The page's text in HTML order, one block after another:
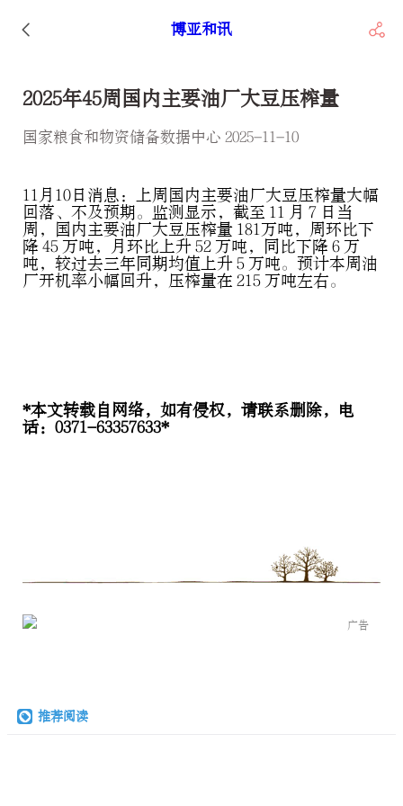
博亚和讯
2025年45周国内主要油厂大豆压榨量
​国家粮食和物资储备数据中心 2025-11-10
11月10日消息：上周国内主要油厂大豆压榨量大幅
回落、不及预期。监测显示，截至 11 月 7 日当
周，国内主要油厂大豆压榨量 181万吨，周环比下
降 45 万吨，月环比上升 52 万吨，同比下降 6 万
吨，较过去三年同期均值上升 5 万吨。预计本周油
厂开机率小幅回升，压榨量在 215 万吨左右。
*本文转载自网络，如有侵权，请联系删除，电
话：0371-63357633*
广告
推荐阅读